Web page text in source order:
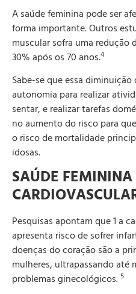
A saúde feminina pode ser
forma importante. Outros
muscular sofra uma redução
30% após os 70 anos.4
Sabe-se que essa
autonomia para realizar
sentar, e realizar tarefas
no aumento do risco para
o risco de mortalidade
idosas.
SAÚDE FEMININA
Pesquisas apontam que 1 a
apresenta risco de sofrer
doenças do coração são a
mulheres, ultrapassando até
problemas ginecológicos. 5